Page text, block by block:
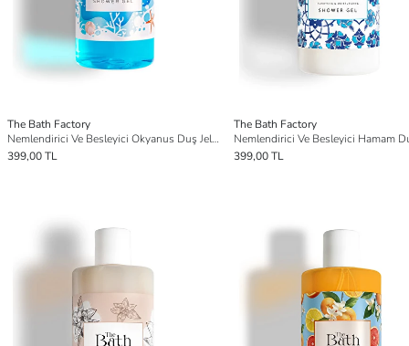
The Bath Factory
Nemlendirici Ve Besleyici Okyanus Duş Jeli 400 ml
399,00 TL
The Bath Factory
399,00 TL